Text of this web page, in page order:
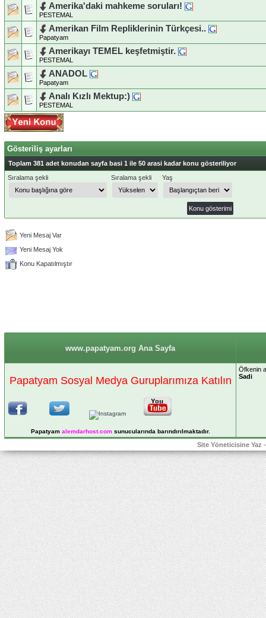
Amerika'daki mahkeme soruları!
PESTEMAL
Amerikan Film Repliklerinin Türkçesi..
Papatyam
Amerikayı TEMEL keşfetmiştir.
PESTEMAL
ANADOL
Papatyam
Analı Kızlı Mektup:)
PESTEMAL
Gösteriliş ayarları
Toplam 381 adet konudan sayfa basi 1 ile 50 arasi kadar konu gösteriliyor
Sıralama şekli
Sıralama şekli Yaş
Yeni Mesaj Var
Yeni Mesaj Yok
Konu Kapatılmıştır
www.papatyam.org Ana Sayfa
Papatyam Sosyal Medya Guruplarımıza Katılın
Papatyam alemdarhost.comsunucularında barındırılmaktadır.
Öfkenin
Sadi
Site Yöneticisine Yaz